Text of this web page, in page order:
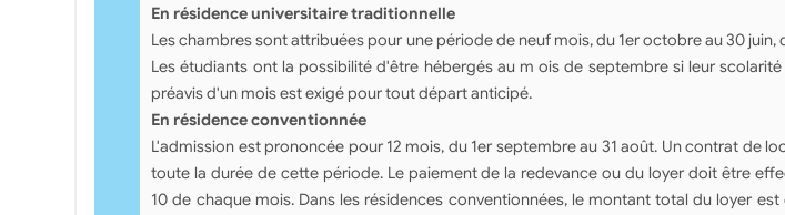
En résidence universitaire traditionnelle
Les chambres sont attribuées pour une période de neuf mois, du 1er octobre au 30 juin,
Les étudiants ont la possibilité d'être hébergés au m ois de septembre si leur
préavis d'un mois est exigé pour tout départ anticipé.
En résidence conventionnée
L'admission est prononcée pour 12 mois, du 1er septembre au 31 août. Un contrat de
toute la durée de cette période. Le paiement de la redevance ou du loyer doit être
10 de chaque mois. Dans les résidences conventionnées, le montant total du loyer